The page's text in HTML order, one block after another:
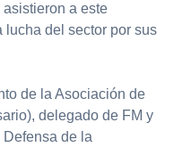
a este
lucha del sector por sus
de la Asociación de
delegado de FM y
de la